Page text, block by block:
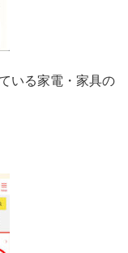
いる家電・家具の